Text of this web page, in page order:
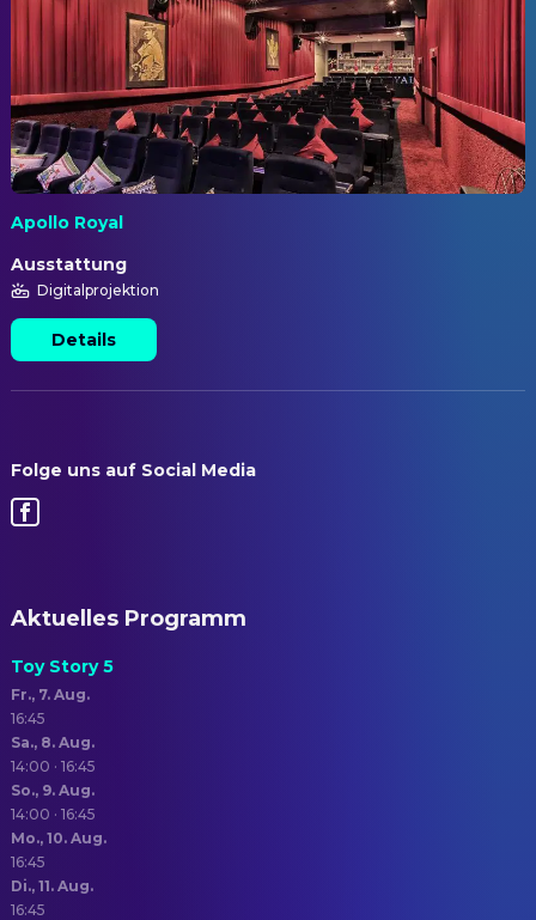
Apollo Royal
Ausstattung
Digitalprojektion
Details
Folge uns auf Social Media
Aktuelles Programm
Toy Story 5
Fr., 7. Aug.
16:45
Sa., 8. Aug.
14:00 · 16:45
So., 9. Aug.
14:00 · 16:45
Mo., 10. Aug.
16:45
Di., 11. Aug.
16:45